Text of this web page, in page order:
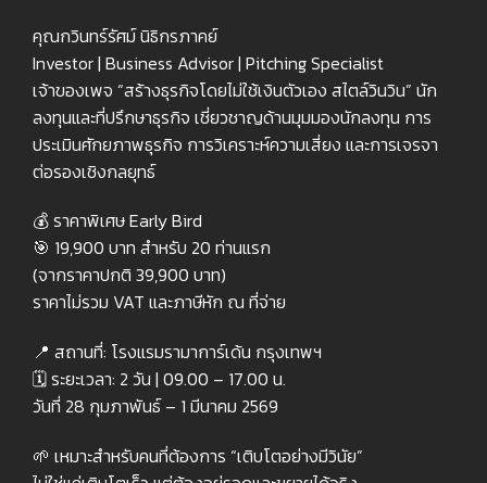
คุณกวินทร์รัศม์ นิธิกรภาคย์
Investor | Business Advisor | Pitching Specialist
เจ้าของเพจ “สร้างธุรกิจโดยไม่ใช้เงินตัวเอง สไตล์วินวิน” นัก
ลงทุนและที่ปรึกษาธุรกิจ เชี่ยวชาญด้านมุมมองนักลงทุน การ
ประเมินศักยภาพธุรกิจ การวิเคราะห์ความเสี่ยง และการเจรจา
ต่อรองเชิงกลยุทธ์
💰 ราคาพิเศษ Early Bird
🎯 19,900 บาท สำหรับ 20 ท่านแรก
(จากราคาปกติ 39,900 บาท)
ราคาไม่รวม VAT และภาษีหัก ณ ที่จ่าย
📍 สถานที่: โรงแรมรามาการ์เด้น กรุงเทพฯ
🗓 ระยะเวลา: 2 วัน | 09.00 – 17.00 น.
วันที่ 28 กุมภาพันธ์ – 1 มีนาคม 2569
🌱 เหมาะสำหรับคนที่ต้องการ “เติบโตอย่างมีวินัย”